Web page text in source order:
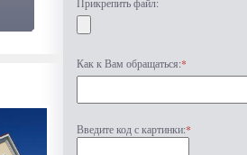
Как к Вам обращаться:*
Введите код с картинки:*